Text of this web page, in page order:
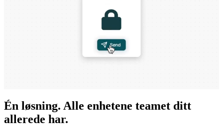
Én løsning. Alle enhetene teamet ditt
allerede har.